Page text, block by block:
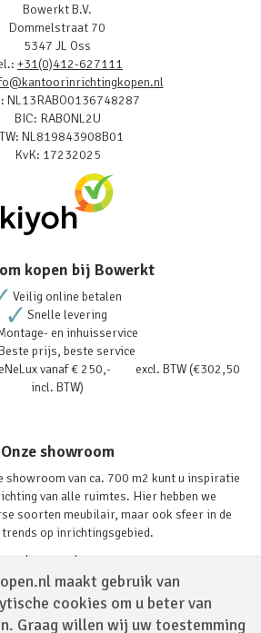
maakt gebruik van
cookies om u beter van
Graag willen wij uw toestemming
Bowerkt B.V.
Dommelstraat 70
5347 JL Oss
+31(0)412-627111
NL13RABO0136748287
BIC: RABONL2U
NL819843908B01
KvK: 17232025
kopen bij Bowerkt
Veilig online betalen
Snelle levering
en inhuisservice
prijs, beste service
vanaf € 250,- excl. BTW (€302,50
incl. BTW)
Onze showroom
showroom van ca. 700 m2 kunt u inspiratie
van alle ruimtes. Hier hebben we
soorten meubilair, maar ook sfeer in de
op inrichtingsgebied.
Lees verder